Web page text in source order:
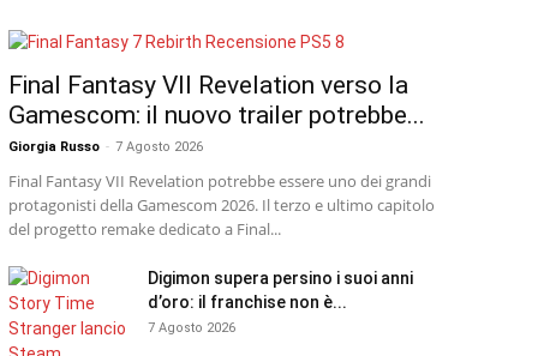
Final Fantasy VII Revelation verso la
Gamescom: il nuovo trailer potrebbe...
Giorgia Russo - 7 Agosto 2026
Final Fantasy VII Revelation potrebbe essere uno dei grandi
protagonisti della Gamescom 2026. Il terzo e ultimo capitolo
del progetto remake dedicato a Final...
Digimon supera persino i suoi anni
d’oro: il franchise non è...
7 Agosto 2026